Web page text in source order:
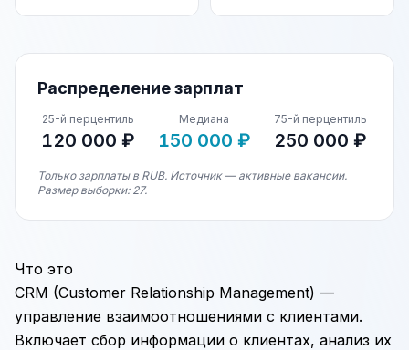
Распределение зарплат
25-й перцентиль
120 000 ₽
Медиана
150 000 ₽
75-й перцентиль
250 000 ₽
Только зарплаты в RUB. Источник — активные вакансии.
Размер выборки: 27.
Что это
CRM (Customer Relationship Management) —
управление взаимоотношениями с клиентами.
Включает сбор информации о клиентах, анализ их